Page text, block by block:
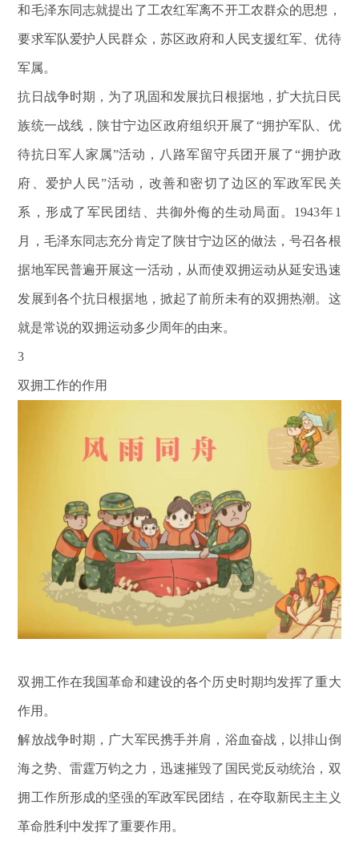
和毛泽东同志就提出了工农红军离不开工农群众的思想，
要求军队爱护人民群众，苏区政府和人民支援红军、优待
军属。
抗日战争时期，为了巩固和发展抗日根据地，扩大抗日民
族统一战线，陕甘宁边区政府组织开展了“拥护军队、优
待抗日军人家属”活动，八路军留守兵团开展了“拥护政
府、爱护人民”活动，改善和密切了边区的军政军民关
系，形成了军民团结、共御外侮的生动局面。1943年1
月，毛泽东同志充分肯定了陕甘宁边区的做法，号召各根
据地军民普遍开展这一活动，从而使双拥运动从延安迅速
发展到各个抗日根据地，掀起了前所未有的双拥热潮。这
就是常说的双拥运动多少周年的由来。
3
双拥工作的作用
双拥工作在我国革命和建设的各个历史时期均发挥了重大
作用。
解放战争时期，广大军民携手并肩，浴血奋战，以排山倒
海之势、雷霆万钧之力，迅速摧毁了国民党反动统治，双
拥工作所形成的坚强的军政军民团结，在夺取新民主主义
革命胜利中发挥了重要作用。